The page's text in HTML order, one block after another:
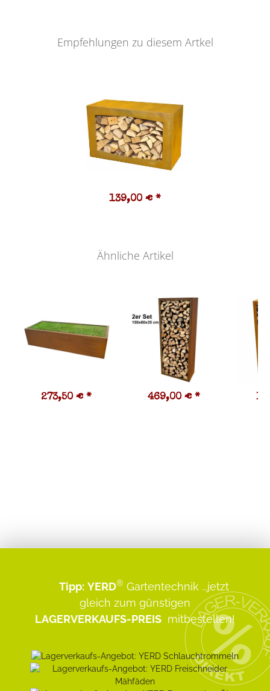
Empfehlungen zu diesem Artkel
139,00 € *
Ähnliche Artikel
273,50 € * 469,00 € *
Tipp: YERD® Gartentechnik ...jetzt
gleich zum günstigen
LAGERVERKAUFS-PREIS mitbestellen!